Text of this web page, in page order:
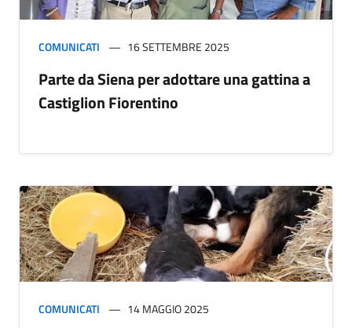
COMUNICATI 16 SETTEMBRE 2025
Parte da Siena per adottare una gattina a
Castiglion Fiorentino
COMUNICATI 14 MAGGIO 2025